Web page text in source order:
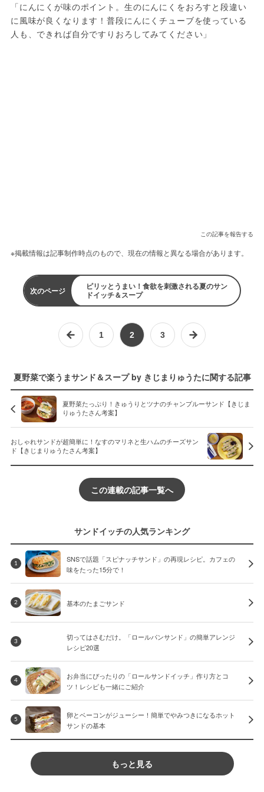
「にんにくが味のポイント。生のにんにくをおろすと段違い
に風味が良くなります！普段にんにくチューブを使っている
人も、できれば自分ですりおろしてみてください」
この記事を報告する
※掲載情報は記事制作時点のもので、現在の情報と異なる場合があります。
次のページ
ピリッとうまい！食欲を刺激される夏のサン
ドイッチ＆スープ
1 2 3
夏野菜で楽うまサンド＆スープ by きじまりゅうたに関する記事
夏野菜たっぷり！きゅうりとツナのチャンプルーサンド【きじま
りゅうたさん考案】
おしゃれサンドが超簡単に！なすのマリネと生ハムのチーズサン
ド【きじまりゅうたさん考案】
この連載の記事一覧へ
サンドイッチの人気ランキング
1
SNSで話題「スピナッチサンド」の再現レシピ。カフェの
味をたった15分で！
2 基本のたまごサンド
3
切ってはさむだけ。「ロールパンサンド」の簡単アレンジ
レシピ20選
4
お弁当にぴったりの「ロールサンドイッチ」作り方とコ
ツ！レシピも一緒にご紹介
5
卵とベーコンがジューシー！簡単でやみつきになるホット
サンドの基本
もっと見る